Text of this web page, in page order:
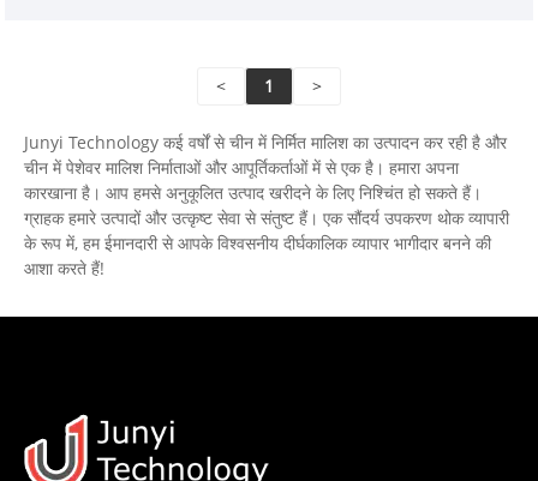
< 1 >
Junyi Technology कई वर्षों से चीन में निर्मित मालिश का उत्पादन कर रही है और
चीन में पेशेवर मालिश निर्माताओं और आपूर्तिकर्ताओं में से एक है। हमारा अपना
कारखाना है। आप हमसे अनुकूलित उत्पाद खरीदने के लिए निश्चिंत हो सकते हैं।
ग्राहक हमारे उत्पादों और उत्कृष्ट सेवा से संतुष्ट हैं। एक सौंदर्य उपकरण थोक व्यापारी
के रूप में, हम ईमानदारी से आपके विश्वसनीय दीर्घकालिक व्यापार भागीदार बनने की
आशा करते हैं!